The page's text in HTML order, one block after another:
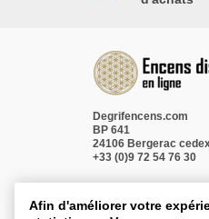
Degrifencens.com
BP 641
24106 Bergerac
+33 (0)9 72 54 76 30
Afin d'améliorer votre